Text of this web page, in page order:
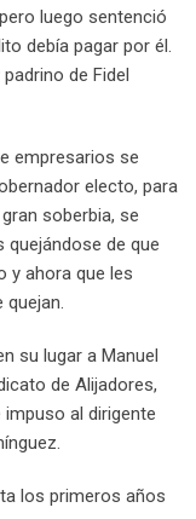
luego sentenció
debía pagar por él.
de Fidel
empresarios se
electo, para
soberbia, se
quejándose de que
y ahora que les
su lugar a Manuel
de Alijadores,
al dirigente
los primeros años